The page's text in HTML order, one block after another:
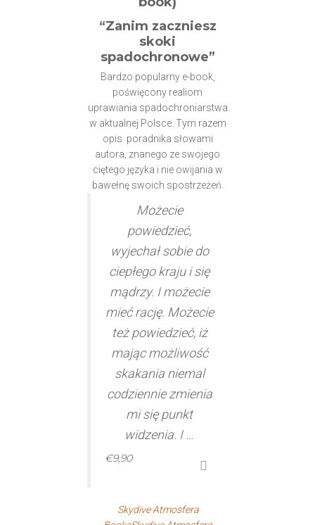
“Zanim zaczniesz
skoki
spadochronowe”
Bardzo popularny e-book,
poświęcony realiom
uprawiania spadochroniarstwa
w aktualnej Polsce. Tym razem
opis poradnika słowami
autora, znanego ze swojego
ciętego języka i nie owijania w
bawełnę swoich spostrzeżeń.
Możecie
powiedzieć,
wyjechał sobie do
ciepłego kraju i się
mądrzy. I możecie
mieć rację. Możecie
też powiedzieć, iż
mając możliwość
skakania niemal
codziennie zmienia
mi się punkt
widzenia. I …
€9,90
Skydive Atmosfera